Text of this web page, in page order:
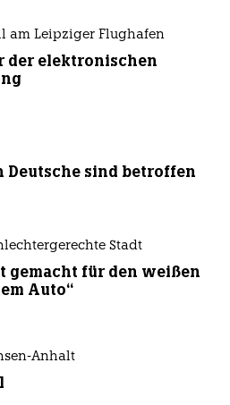
am Leipziger Flughafen
der elektronischen
Deutsche sind betroffen
Stadt
gemacht für den weißen
Auto“
Anhalt